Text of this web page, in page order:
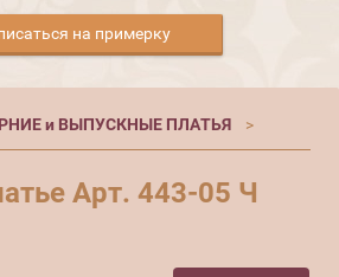
на примерку
и ВЫПУСКНЫЕ ПЛАТЬЯ
Арт. 443-05 Ч